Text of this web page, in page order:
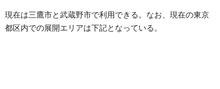
現在は三鷹市と武蔵野市で利用できる。なお、現在の東京
都区内での展開エリアは下記となっている。